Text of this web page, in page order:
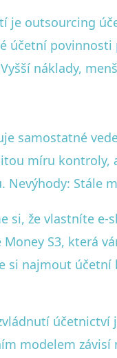
je outsourcing
účetní
náklady,
samostatné
míru kontroly,
Stále
si, že vlastníte
S3, která
si najmout účetní
modelem závisí